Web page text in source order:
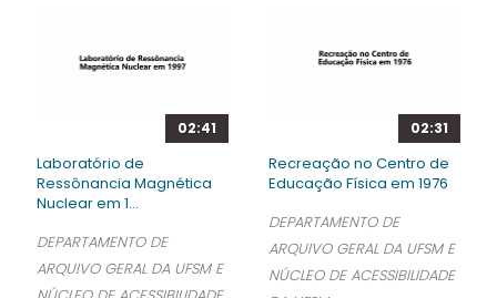
02:41
Laboratório de
Ressônancia Magnética
Nuclear em 1...
DEPARTAMENTO DE
ARQUIVO GERAL DA UFSM E
02:31
Recreação no Centro de
Educação Física em 1976
DEPARTAMENTO DE
ARQUIVO GERAL DA UFSM E
NÚCLEO DE ACESSIBILIDADE